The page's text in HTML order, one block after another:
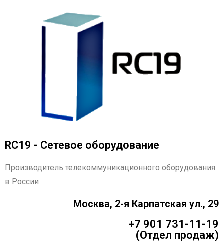
RC19 - Сетевое оборудование
Производитель телекоммуникационного оборудования
в России
Москва, 2-я Карпатская ул., 29
+7 901 731-11-19
(Отдел продаж)